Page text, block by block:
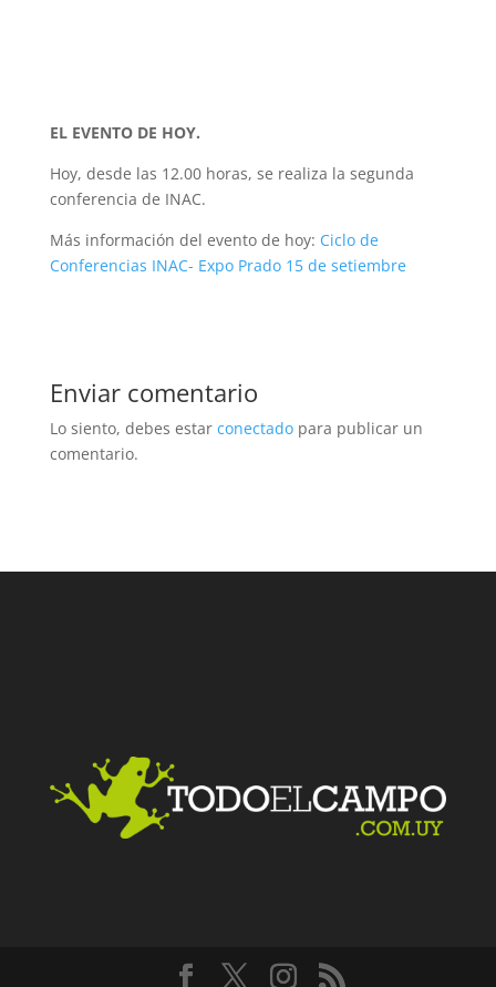
EL EVENTO DE HOY.
Hoy, desde las 12.00 horas, se realiza la segunda
conferencia de INAC.
Más información del evento de hoy: Ciclo de
Conferencias INAC- Expo Prado 15 de setiembre
Enviar comentario
Lo siento, debes estar conectadopara publicar un
comentario.
Facebook